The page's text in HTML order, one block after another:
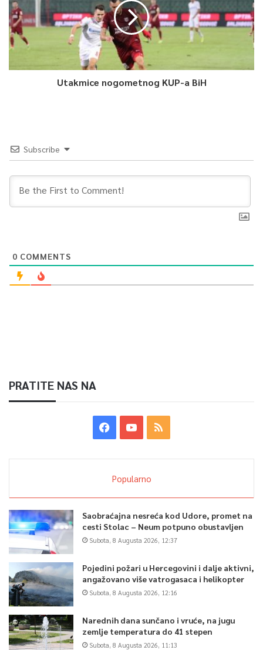
Utakmice nogometnog KUP-a BiH
Subscribe
0 COMMENTS
PRATITE NAS NA
Popularno
Saobraćajna nesreća kod Udore, promet na
cesti Stolac – Neum potpuno obustavljen
Subota, 8 Augusta 2026, 12:37
Pojedini požari u Hercegovini i dalje aktivni,
angažovano više vatrogasaca i helikopter
Subota, 8 Augusta 2026, 12:16
Narednih dana sunčano i vruće, na jugu
zemlje temperatura do 41 stepen
Subota, 8 Augusta 2026, 11:13